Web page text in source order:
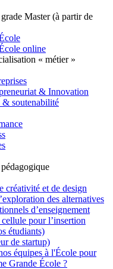
Master (à partir de
online
« métier »
& Innovation
& soutenabilité
créativité et de design
des alternatives
d’enseignement
pour l’insertion
étudiants)
de startup)
équipes à l'École pour
Grande École ?